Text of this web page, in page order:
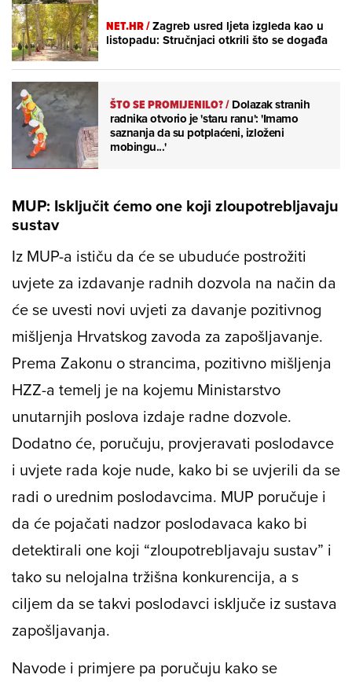
NET.HR /Zagreb usred ljeta izgleda kao u
listopadu: Stručnjaci otkrili što se događa
ŠTO SE PROMIJENILO?/Dolazak stranih
radnika otvorio je 'staru ranu': 'Imamo
saznanja da su potplaćeni, izloženi
mobingu...'
MUP: Isključit ćemo one koji zloupotrebljavaju
sustav
Iz MUP-a ističu da će se ubuduće postrožiti
uvjete za izdavanje radnih dozvola na način da
će se uvesti novi uvjeti za davanje pozitivnog
mišljenja Hrvatskog zavoda za zapošljavanje.
Prema Zakonu o strancima, pozitivno mišljenja
HZZ-a temelj je na kojemu Ministarstvo
unutarnjih poslova izdaje radne dozvole.
Dodatno će, poručuju, provjeravati poslodavce
i uvjete rada koje nude, kako bi se uvjerili da se
radi o urednim poslodavcima. MUP poručuje i
da će pojačati nadzor poslodavaca kako bi
detektirali one koji “zloupotrebljavaju sustav” i
tako su nelojalna tržišna konkurencija, a s
ciljem da se takvi poslodavci isključe iz sustava
zapošljavanja.
Navode i primjere pa poručuju kako se